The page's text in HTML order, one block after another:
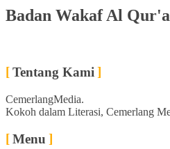
Badan Wakaf Al
Tentang Kami
CemerlangMedia.
Kokoh dalam Literasi, Cemerlang
Menu